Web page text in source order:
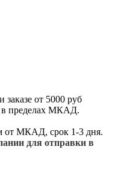
от 5000 руб
в пределах МКАД.
от МКАД, срок 1-3 дня.
для отправки в